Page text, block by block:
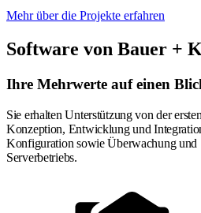
Mehr über die Projekte erfahren
Software von Bauer +
Ihre Mehrwerte auf einen
Sie erhalten Unterstützung von der
Konzeption, Entwicklung und
Konfiguration sowie Überwachung und
Serverbetriebs.